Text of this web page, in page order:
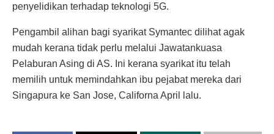
penyelidikan terhadap teknologi 5G.
Pengambil alihan bagi syarikat Symantec dilihat agak
mudah kerana tidak perlu melalui Jawatankuasa
Pelaburan Asing di AS. Ini kerana syarikat itu telah
memilih untuk memindahkan ibu pejabat mereka dari
Singapura ke San Jose, Californa April lalu.